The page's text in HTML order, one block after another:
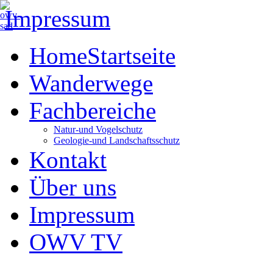
Impressum
HomeStartseite
Wanderwege
Fachbereiche
Natur-und Vogelschutz
Geologie-und Landschaftsschutz
Kontakt
Über uns
Impressum
OWV TV